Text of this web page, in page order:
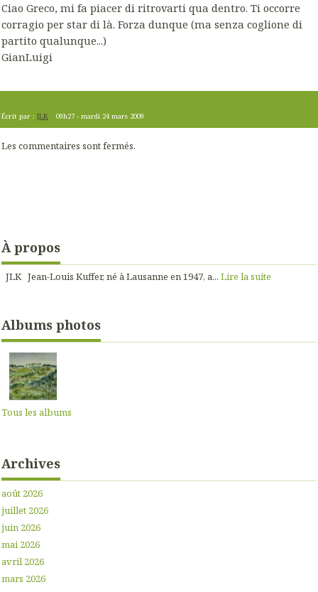
Ciao Greco, mi fa piacer di ritrovarti qua dentro. Ti occorre
corragio per star di là. Forza dunque (ma senza coglione di
partito qualunque...)
GianLuigi
Écrit par : JLK 09h27 -mardi 24 mars 2009
Les commentaires sont fermés.
À propos
JLK Jean-Louis Kuffer, né à Lausanne en 1947, a... Lire la suite
Albums photos
Tous les albums
Archives
août 2026
juillet 2026
juin 2026
mai 2026
avril 2026
mars 2026